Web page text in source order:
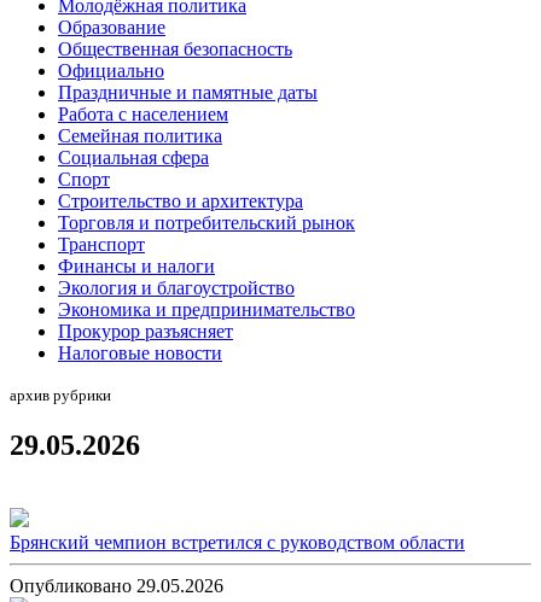
Молодёжная политика
Образование
Общественная безопасность
Официально
Праздничные и памятные даты
Работа с населением
Семейная политика
Социальная сфера
Спорт
Строительство и архитектура
Торговля и потребительский рынок
Транспорт
Финансы и налоги
Экология и благоустройство
Экономика и предпринимательство
Прокурор разъясняет
Налоговые новости
архив рубрики
29.05.2026
Брянский чемпион встретился с руководством области
Опубликовано 29.05.2026